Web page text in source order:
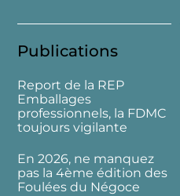
Publications
Report de la REP
Emballages
professionnels, la FDMC
toujours vigilante
En 2026, ne manquez
pas la 4ème édition des
Foulées du Négoce